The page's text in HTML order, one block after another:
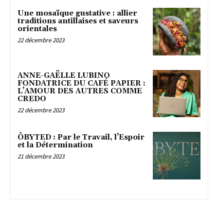
Une mosaïque gustative : allier
traditions antillaises et saveurs
orientales
22 décembre 2023
ANNE-GAËLLE LUBINO
FONDATRICE DU CAFÉ PAPIER :
L’AMOUR DES AUTRES COMME
CREDO
22 décembre 2023
ÔBYTED : Par le Travail, l’Espoir
et la Détermination
21 décembre 2023